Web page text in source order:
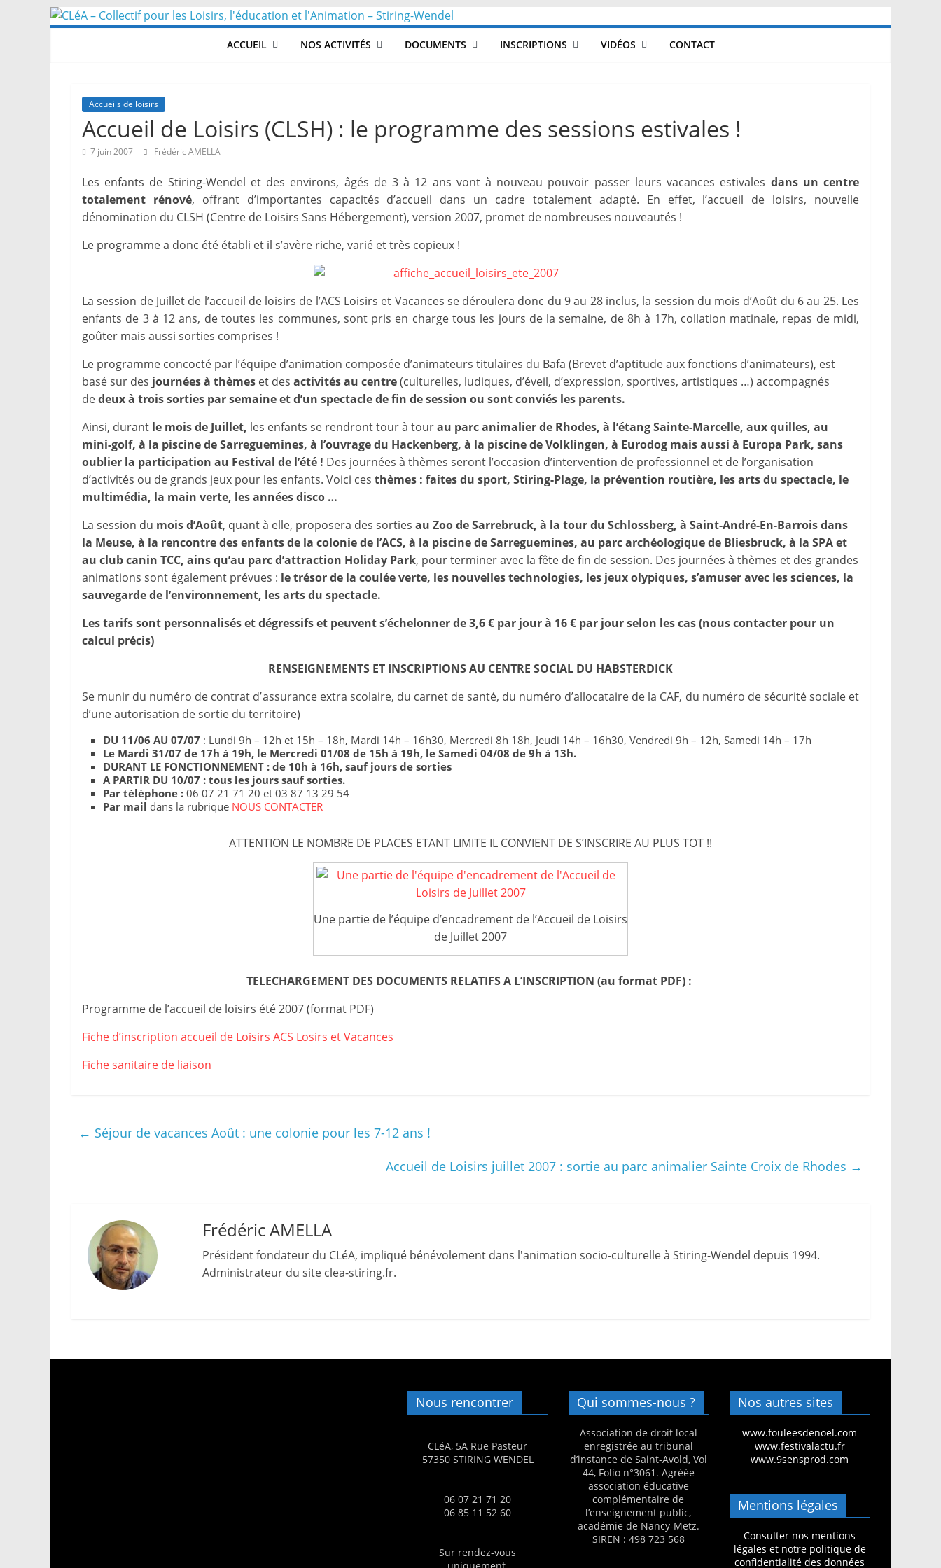
Skip
to
CLéA
Collectif
pour
les
Loisirs,
l'éducation
et
l'Animation
–
Stiring-
Wendel
L
o
i
s
i
r
d
c
a
n
t
n
m
a
i
o
r
3
a
ACCUEIL NOS ACTIVITÉS DOCUMENTS INSCRIPTIONS VIDÉOS CONTACT
Accueils de loisirs
Accueil de Loisirs (CLSH) : le programme des sessions estivales !
7 juin 2007 Frédéric AMELLA
Les enfants de Stiring-Wendel et des environs, âgés de 3 à 12 ans vont à nouveau pouvoir passer leurs vacances estivales dans un centre
totalement rénové, offrant d’importantes capacités d’accueil dans un cadre totalement adapté. En effet, l’accueil de loisirs, nouvelle
dénomination du CLSH (Centre de Loisirs Sans Hébergement), version 2007, promet de nombreuses nouveautés !
Le programme a donc été établi et il s’avère riche, varié et très copieux !
La session de Juillet de l’accueil de loisirs de l’ACS Loisirs et Vacances se déroulera donc du 9 au 28 inclus, la session du mois d’Août du 6 au 25. Les
enfants de 3 à 12 ans, de toutes les communes, sont pris en charge tous les jours de la semaine, de 8h à 17h, collation matinale, repas de midi,
goûter mais aussi sorties comprises !
Le programme concocté par l’équipe d’animation composée d’animateurs titulaires du Bafa (Brevet d’aptitude aux fonctions d’animateurs), est
basé sur des journées à thèmes et des activités au centre(culturelles, ludiques, d’éveil, d’expression, sportives, artistiques …) accompagnés
dedeux à trois sorties par semaine et d’un spectacle de fin de session ou sont conviés les parents.
Ainsi, durant le mois de Juillet, les enfants se rendront tour à tourau parc animalier de Rhodes, à l’étang Sainte-Marcelle, aux quilles, au
mini-golf, à la piscine de Sarreguemines, à l’ouvrage du Hackenberg, à la piscine de Volklingen, à Eurodog mais aussi à Europa Park, sans
oublier la participation au Festival de l’été ! Des journées à thèmes seront l’occasion d’intervention de professionnel et de l’organisation
d’activités ou de grands jeux pour les enfants. Voici ces thèmes : faites du sport, Stiring-Plage, la prévention routière, les arts du spectacle, le
multimédia, la main verte, les années disco …
La session du mois d’Août, quant à elle, proposera des sorties au Zoo de Sarrebruck, à la tour du Schlossberg, à Saint-André-En-Barrois dans
la Meuse, à la rencontre des enfants de la colonie de l’ACS, à la piscine de Sarreguemines, au parc archéologique de Bliesbruck, à la SPA et
au club canin TCC, ains qu’au parc d’attraction Holiday Park, pour terminer avec la fête de fin de session. Des journées à thèmes et des grandes
animations sont également prévues : le trésor de la coulée verte, les nouvelles technologies, les jeux olypiques, s’amuser avec les sciences, la
sauvegarde de l’environnement, les arts du spectacle.
Les tarifs sont personnalisés et dégressifs et peuvent s’échelonner de 3,6 € par jour à 16 € par jour selon les cas (nous contacter pour un
calcul précis)
RENSEIGNEMENTS ET INSCRIPTIONS AU CENTRE SOCIAL DU HABSTERDICK
Se munir du numéro de contrat d’assurance extra scolaire, du carnet de santé, du numéro d’allocataire de la CAF, du numéro de sécurité sociale et
d’une autorisation de sortie du territoire)
DU 11/06 AU 07/07 : Lundi 9h – 12h et 15h – 18h, Mardi 14h – 16h30, Mercredi 8h 18h, Jeudi 14h – 16h30, Vendredi 9h – 12h, Samedi 14h – 17h
Le Mardi 31/07 de 17h à 19h, le Mercredi 01/08 de 15h à 19h, le Samedi 04/08 de 9h à 13h.
DURANT LE FONCTIONNEMENT : de 10h à 16h, sauf jours de sorties
A PARTIR DU 10/07 : tous les jours sauf sorties.
Par téléphone : 06 07 21 71 20 et 03 87 13 29 54
Par mail dans la rubrique NOUS CONTACTER
ATTENTION LE NOMBRE DE PLACES ETANT LIMITE IL CONVIENT DE S’INSCRIRE AU PLUS TOT !!
Une partie de l’équipe d’encadrement de l’Accueil de Loisirs
de Juillet 2007
TELECHARGEMENT DES DOCUMENTS RELATIFS A L’INSCRIPTION (au format PDF) :
Programme de l’accueil de loisirs été 2007 (format PDF)
Fiche d’inscription accueil de Loisirs ACS Losirs et Vacances
Fiche sanitaire de liaison
← Séjour de vacances Août : une colonie pour les 7-12 ans !
Accueil de Loisirs juillet 2007 : sortie au parc animalier Sainte Croix de Rhodes →
Frédéric AMELLA
Président fondateur du CLéA, impliqué bénévolement dans l'animation socio-culturelle à Stiring-Wendel depuis 1994.
Administrateur du site clea-stiring.fr.
Nous rencontrer
CLéA, 5A Rue Pasteur
57350 STIRING WENDEL
06 07 21 71 20
06 85 11 52 60
Sur rendez-vous
Qui sommes-nous ?
Association de droit local
enregistrée au tribunal
d’instance de Saint-Avold, Vol
44, Folio n°3061. Agréée
association éducative
complémentaire de
l’enseignement public,
académie de Nancy-Metz.
SIREN : 498 723 568
Nos autres sites
www.fouleesdenoel.com
www.festivalactu.fr
www.9sensprod.com
Mentions légales
Consulter nos mentions
légales et notre politique de
confidentialité des données